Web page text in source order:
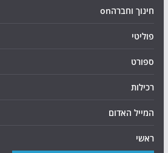
חינוך וחברהon
פוליטי
ספורט
רכילות
המייל האדום
ראשי